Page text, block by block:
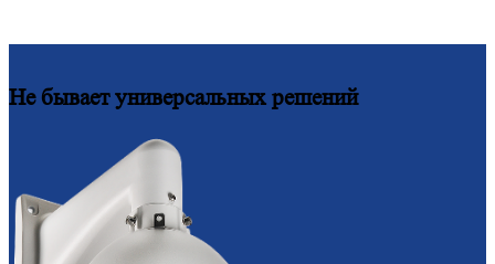
Не бывает универсальных решений